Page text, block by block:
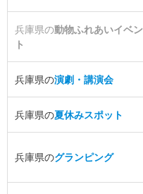
兵庫県の動物ふれあいイベン
ト
兵庫県の演劇・講演会
兵庫県の夏休みスポット
兵庫県のグランピング